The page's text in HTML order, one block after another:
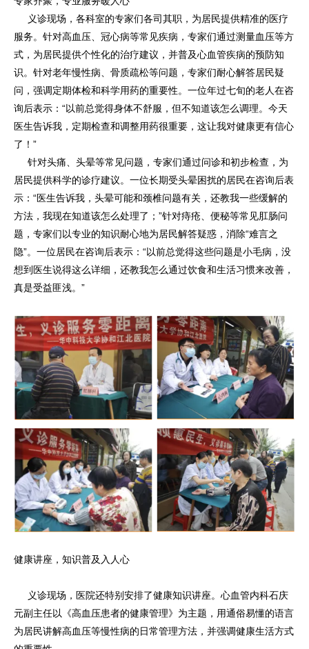
义诊现场，各科室的专家们各司其职，为居民提供精准的医疗
服务。针对高血压、冠心病等常见疾病，专家们通过测量血压等方
式，为居民提供个性化的治疗建议，并普及心血管疾病的预防知
识。针对老年慢性病、骨质疏松等问题，专家们耐心解答居民疑
问，强调定期体检和科学用药的重要性。一位年过七旬的老人在咨
询后表示：“以前总觉得身体不舒服，但不知道该怎么调理。今天
医生告诉我，定期检查和调整用药很重要，这让我对健康更有信心
了！”
针对头痛、头晕等常见问题，专家们通过问诊和初步检查，为
居民提供科学的诊疗建议。一位长期受头晕困扰的居民在咨询后表
示：“医生告诉我，头晕可能和颈椎问题有关，还教我一些缓解的
方法，我现在知道该怎么处理了；”针对痔疮、便秘等常见肛肠问
题，专家们以专业的知识耐心地为居民解答疑惑，消除“难言之
隐”。一位居民在咨询后表示：“以前总觉得这些问题是小毛病，没
想到医生说得这么详细，还教我怎么通过饮食和生活习惯来改善，
真是受益匪浅。”
健康讲座，知识普及入人心
义诊现场，医院还特别安排了健康知识讲座。心血管内科石庆
元副主任以《高血压患者的健康管理》为主题，用通俗易懂的语言
为居民讲解高血压等慢性病的日常管理方法，并强调健康生活方式